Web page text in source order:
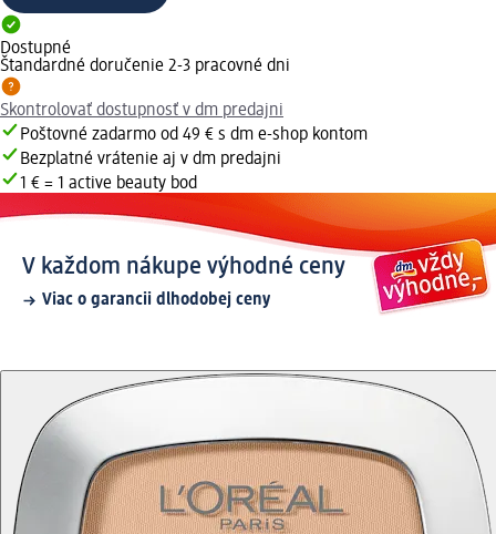
Dostupné
Štandardné doručenie 2-3 pracovné dni
Skontrolovať dostupnosť v dm predajni
Poštovné zadarmo od 49 € s dm e-shop kontom
Bezplatné vrátenie aj v dm predajni
1 € = 1 active beauty bod
V každom nákupe výhodné ceny
Viac o garancii dlhodobej ceny